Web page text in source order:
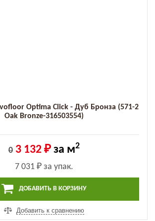
Optima Click - Дуб Бронза (571-2
Оak Bronze-316503554)
0 3 132 ₽ за м2
7 031 ₽ за упак.
ДОБАВИТЬ В КОРЗИНУ
Добавить к сравнению